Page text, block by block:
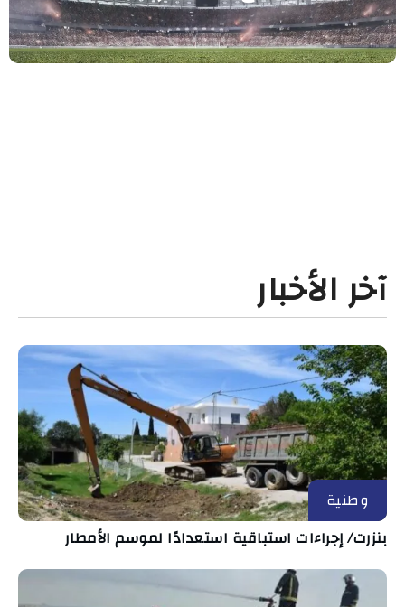
آخر الأخبار
وطنية
بنزرت/ إجراءات استباقية استعدادًا لموسم الأمطار